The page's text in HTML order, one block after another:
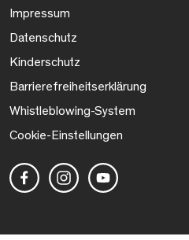
Impressum
Datenschutz
Kinderschutz
Barrierefreiheitserklärung
Whistleblowing-System
Cookie-Einstellungen